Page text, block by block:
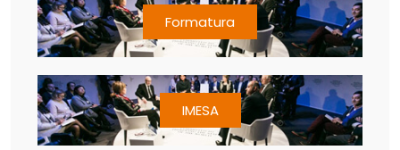
Formatura
IMESA